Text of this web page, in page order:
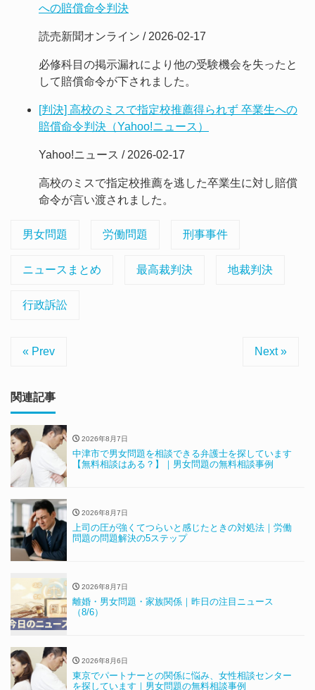
への賠償命令判決
読売新聞オンライン / 2026-02-17
必修科目の掲示漏れにより他の受験機会を失ったと
して賠償命令が下されました。
[判決] 高校のミスで指定校推薦得られず 卒業生への
賠償命令判決（Yahoo!ニュース）
Yahoo!ニュース / 2026-02-17
高校のミスで指定校推薦を逃した卒業生に対し賠償
命令が言い渡されました。
男女問題 労働問題 刑事事件
ニュースまとめ 最高裁判決 地裁判決
行政訴訟
« Prev Next »
関連記事
2026年8月7日
中津市で男女問題を相談できる弁護士を探しています
【無料相談はある？】｜男女問題の無料相談事例
2026年8月7日
上司の圧が強くてつらいと感じたときの対処法｜労働
問題の問題解決の5ステップ
2026年8月7日
離婚・男女問題・家族関係｜昨日の注目ニュース
（8/6）
2026年8月6日
東京でパートナーとの関係に悩み、女性相談センター
を探しています｜男女問題の無料相談事例